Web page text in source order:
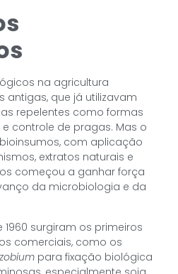
na agricultura
antigas, que já utilizavam
repelentes como formas
controle de pragas. Mas o
com aplicação
extratos naturais e
começou a ganhar força
da microbiologia e da
1960 surgiram os primeiros
comerciais, como os
para fixação biológica